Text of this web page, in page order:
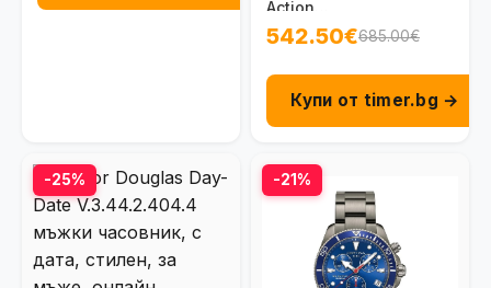
Action
C048.417.11.051.00
542.50€685.00€
Купи от timer.bg →
-25% -21%